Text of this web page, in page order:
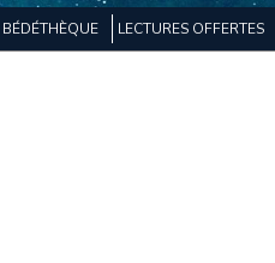
BÉDÉTHÈQUE LECTURES OFFERTES